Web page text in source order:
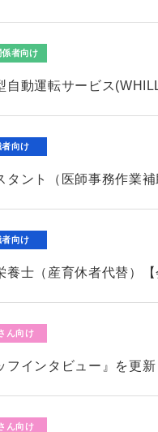
係者向け
自動運転サービス
向け
タント（医師事務作業
向け
養士（産育休者代替）
ん向け
フインタビュー』を更新
ん向け